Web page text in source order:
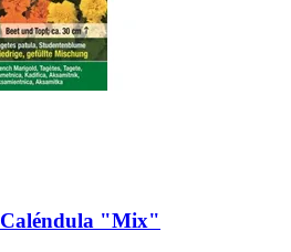
Caléndula "Mix"